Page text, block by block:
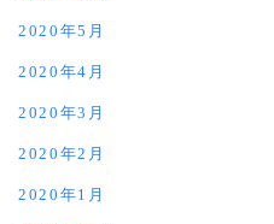
2020年5月
2020年4月
2020年3月
2020年2月
2020年1月